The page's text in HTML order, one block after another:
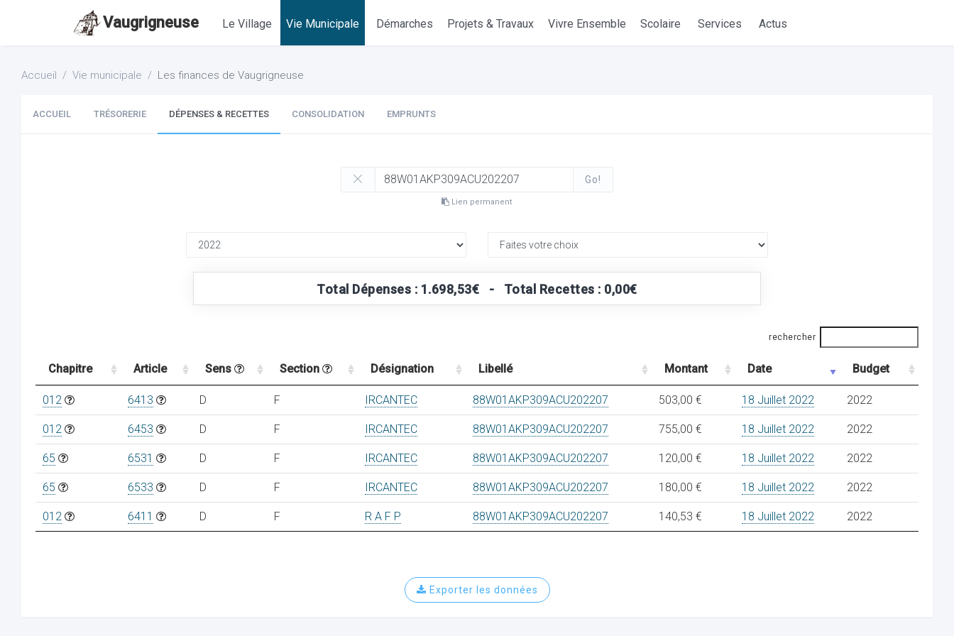
Vaugrigneuse Le Village Vie Municipale Démarches Projets & Travaux Vivre Ensemble Scolaire Services Actus
Accueil Vie municipale Les finances de Vaugrigneuse
ACCUEIL TRÉSORERIE DÉPENSES & RECETTES CONSOLIDATION EMPRUNTS
Go!
Lien permanent
Total Dépenses : 1.698,53€ - Total Recettes : 0,00€
rechercher
Chapitre Article Sens Section Désignation Libellé Montant Date Budget
012 6413 D F IRCANTEC 88W01AKP309ACU202207 503,00 € 18 Juillet 2022 2022
012 6453 D F IRCANTEC 88W01AKP309ACU202207 755,00 € 18 Juillet 2022 2022
65 6531 D F IRCANTEC 88W01AKP309ACU202207 120,00 € 18 Juillet 2022 2022
65 6533 D F IRCANTEC 88W01AKP309ACU202207 180,00 € 18 Juillet 2022 2022
012 6411 D F R A F P 88W01AKP309ACU202207 140,53 € 18 Juillet 2022 2022
Exporter les données